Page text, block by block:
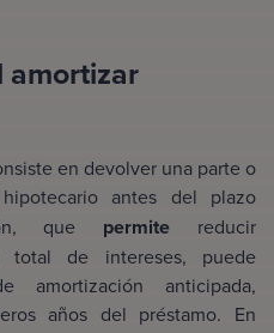
amortizar
en devolver una parte o
antes del plazo
que permite reducir
total de intereses, puede
amortización anticipada,
años del préstamo. En